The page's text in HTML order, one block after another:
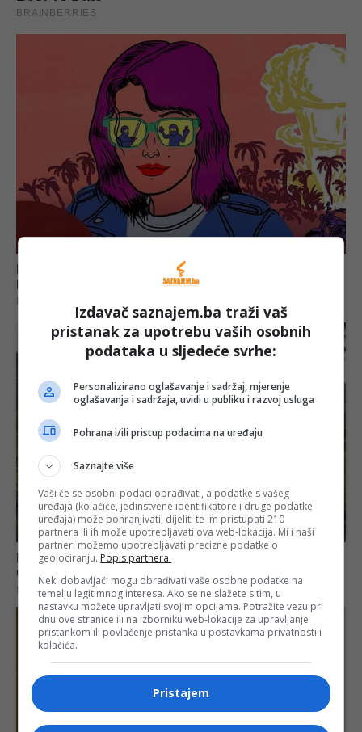
Izdavač saznajem.ba traži vaš
pristanak za upotrebu vaših osobnih
podataka u sljedeće svrhe:
Personalizirano oglašavanje i sadržaj, mjerenje
oglašavanja i sadržaja, uvidi u publiku i razvoj usluga
Pohrana i/ili pristup podacima na uređaju
Saznajte više
Vaši će se osobni podaci obrađivati, a podatke s vašeg
uređaja (kolačiće, jedinstvene identifikatore i druge podatke
uređaja) može pohranjivati, dijeliti te im pristupati 210
partnera ili ih može upotrebljavati ova web-lokacija. Mi i naši
partneri možemo upotrebljavati precizne podatke o
geolociranju. Popis partnera.
Neki dobavljači mogu obrađivati vaše osobne podatke na
temelju legitimnog interesa. Ako se ne slažete s tim, u
nastavku možete upravljati svojim opcijama. Potražite vezu pri
dnu ove stranice ili na izborniku web-lokacije za upravljanje
pristankom ili povlačenje pristanka u postavkama privatnosti i
kolačića.
Pristajem